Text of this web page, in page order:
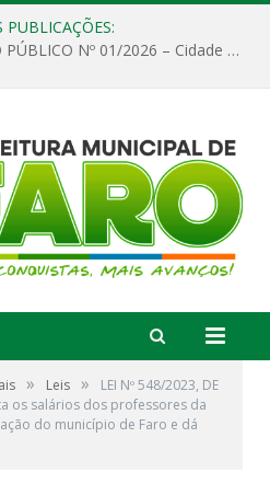
EDITAL DE CHAMAMENTO PÚBLICO Nº 01/2026 – Cidade de Faro
» Leis »
LEI Nº 548/2023, DE
os salários dos professores da
do município de Faro e dá